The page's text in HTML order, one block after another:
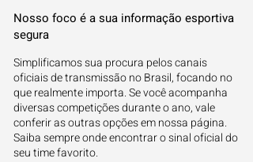
Nosso foco é a sua informação esportiva
segura
Simplificamos sua procura pelos canais
oficiais de transmissão no Brasil, focando no
que realmente importa. Se você acompanha
diversas competições durante o ano, vale
conferir as outras opções em nossa página.
Saiba sempre onde encontrar o sinal oficial do
seu time favorito.